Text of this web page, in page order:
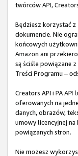
twórców API,
Będziesz korzystać
dokumencie. Nie
końcowych
Amazon ani
są ściśle powiązane
Treści Programu –
Creators API i PA
oferowanych na
danych, obrazów,
umowy licencyjnej na
powiązanych stron.
Nie możesz